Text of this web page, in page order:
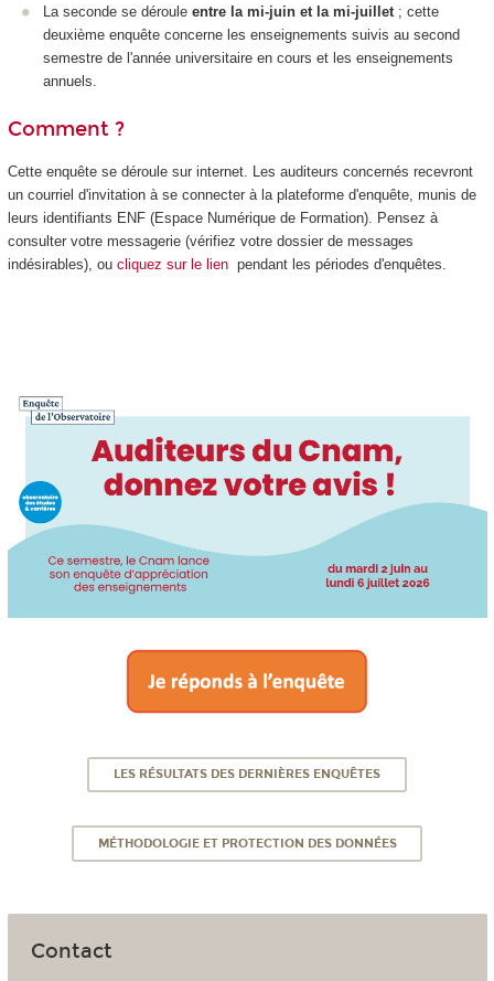
La seconde se déroule entre la mi-juin et la mi-juillet ; cette
deuxième enquête concerne les enseignements suivis au second
semestre de l'année universitaire en cours et les enseignements
annuels.
Comment ?
Cette enquête se déroule sur internet. Les auditeurs concernés recevront
un courriel d'invitation à se connecter à la plateforme d'enquête, munis de
leurs identifiants ENF (Espace Numérique de Formation). Pensez à
consulter votre messagerie (vérifiez votre dossier de messages
indésirables), ou cliquez sur le lienpendant les périodes d'enquêtes.
LES RÉSULTATS DES DERNIÈRES ENQUÊTES
MÉTHODOLOGIE ET PROTECTION DES DONNÉES
Contact